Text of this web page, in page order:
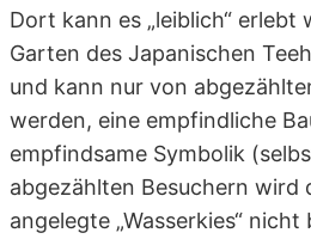
Dort kann es „leiblich“ erlebt
Garten des Japanischen
und kann nur von
werden, eine empfindliche
empfindsame Symbolik
abgezählten Besuchern wird
angelegte „Wasserkies“